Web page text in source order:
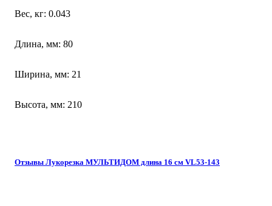
Вес, кг: 0.043
Длина, мм: 80
Ширина, мм: 21
Высота, мм: 210
Отзывы Лукорезка МУЛЬТИДОМ длина 16 см VL53-143